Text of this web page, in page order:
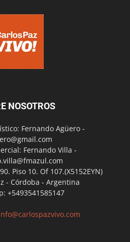
NOSOTROS
Fernando Agüero -
Fernando Villa -
Piso 10. Of 107.(X5152EYN)
- Córdoba - Argentina
+5493541585147